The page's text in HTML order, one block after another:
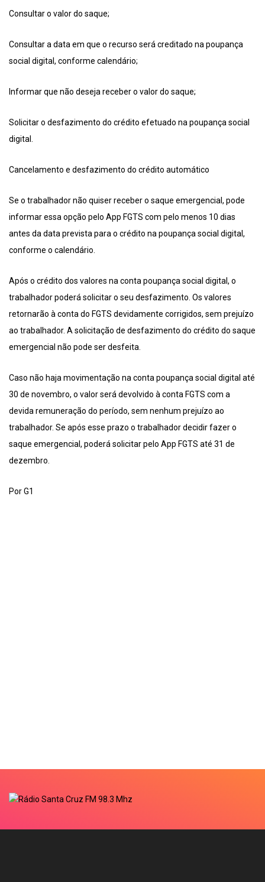
Consultar o valor do saque;
Consultar a data em que o recurso será creditado na poupança
social digital, conforme calendário;
Informar que não deseja receber o valor do saque;
Solicitar o desfazimento do crédito efetuado na poupança social
digital.
Cancelamento e desfazimento do crédito automático
Se o trabalhador não quiser receber o saque emergencial, pode
informar essa opção pelo App FGTS com pelo menos 10 dias
antes da data prevista para o crédito na poupança social digital,
conforme o calendário.
Após o crédito dos valores na conta poupança social digital, o
trabalhador poderá solicitar o seu desfazimento. Os valores
retornarão à conta do FGTS devidamente corrigidos, sem prejuízo
ao trabalhador. A solicitação de desfazimento do crédito do saque
emergencial não pode ser desfeita.
Caso não haja movimentação na conta poupança social digital até
30 de novembro, o valor será devolvido à conta FGTS com a
devida remuneração do período, sem nenhum prejuízo ao
trabalhador. Se após esse prazo o trabalhador decidir fazer o
saque emergencial, poderá solicitar pelo App FGTS até 31 de
dezembro.
Por G1